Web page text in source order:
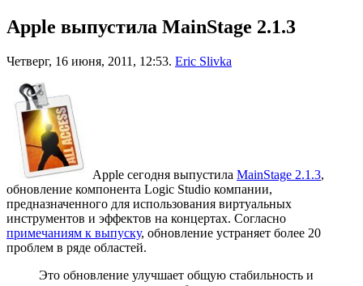
Apple выпустила MainStage 2.1.3
Четверг, 16 июня, 2011, 12:53. Eric Slivka
Apple сегодня выпустила MainStage 2.1.3,
обновление компонента Logic Studio компании,
предназначенного для использования виртуальных
инструментов и эффектов на концертах. Согласно
примечаниям к выпуску, обновление устраняет более 20
проблем в ряде областей.
Это обновление улучшает общую стабильность и